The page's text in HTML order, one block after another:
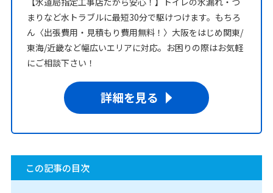
まりなど水トラブルに最短30分で駆けつけます。もちろ
ん〈出張費用・見積もり費用無料！〉大阪をはじめ関東/
東海/近畿など幅広いエリアに対応。お困りの際はお気軽
にご相談下さい！
詳細を見る
この記事の目次